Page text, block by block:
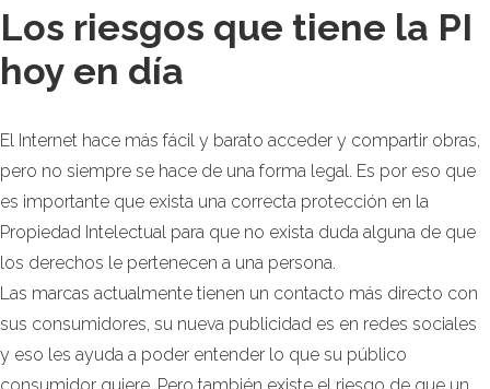
Los riesgos que tiene la PI
hoy en día
El Internet hace más fácil y barato acceder y compartir obras,
pero no siempre se hace de una forma legal. Es por eso que
es importante que exista una correcta protección en la
Propiedad Intelectual para que no exista duda alguna de que
los derechos le pertenecen a una persona.
Las marcas actualmente tienen un contacto más directo con
sus consumidores, su nueva publicidad es en redes sociales
y eso les ayuda a poder entender lo que su público